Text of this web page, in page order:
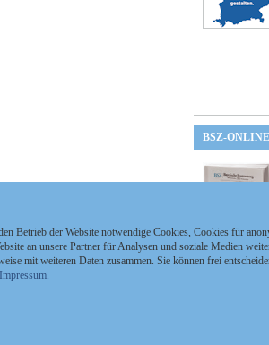
BSZ-
Betrieb der Website notwendige Cookies, Cookies für
an unsere Partner für Analysen und soziale Medien
mit weiteren Daten zusammen. Sie können frei